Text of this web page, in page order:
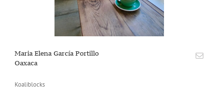
Maria Elena García Portillo
Oaxaca
Koaliblocks